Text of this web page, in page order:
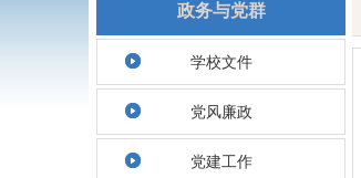
政务与党群
学校文件
党风廉政
党建工作